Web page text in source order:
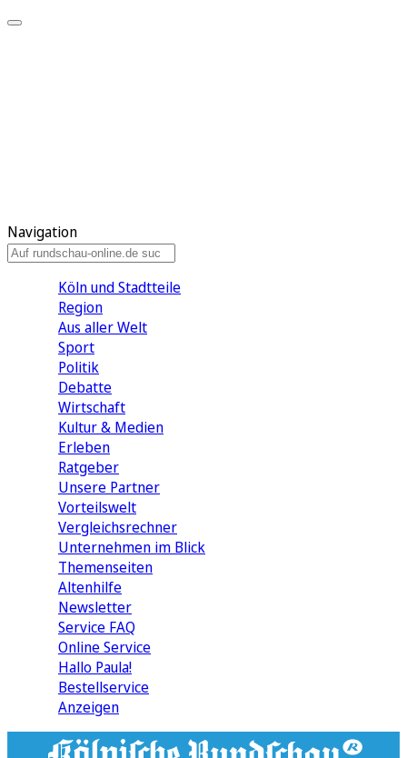
Navigation
Köln und Stadtteile
Region
Aus aller Welt
Sport
Politik
Debatte
Wirtschaft
Kultur & Medien
Erleben
Ratgeber
Unsere Partner
Vorteilswelt
Vergleichsrechner
Unternehmen im Blick
Themenseiten
Altenhilfe
Newsletter
Service FAQ
Online Service
Hallo Paula!
Bestellservice
Anzeigen